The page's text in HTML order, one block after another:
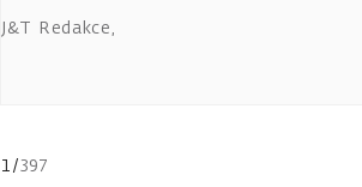
J&T Redakce,
1/397